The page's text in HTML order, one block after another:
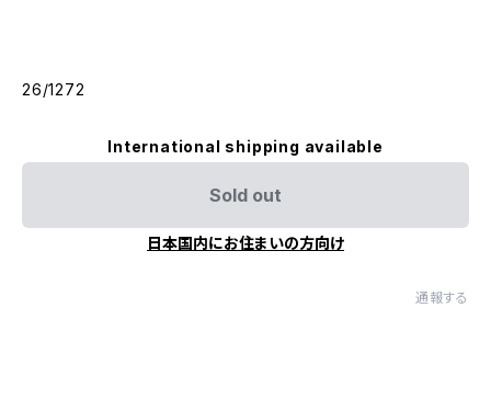
26/1272
International shipping available
Sold out
日本国内にお住まいの方向け
通報する